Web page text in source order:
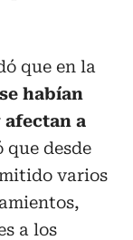
que en la
habían
a
que desde
varios
a los